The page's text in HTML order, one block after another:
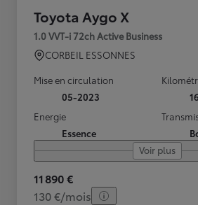
Toyota Aygo X
1.0 VVT-i 72ch Active Business
CORBEIL ESSONNES
Mise en circulation
05-2023
Energie
Essence
Voir plus
11 890 €
130 €/mois